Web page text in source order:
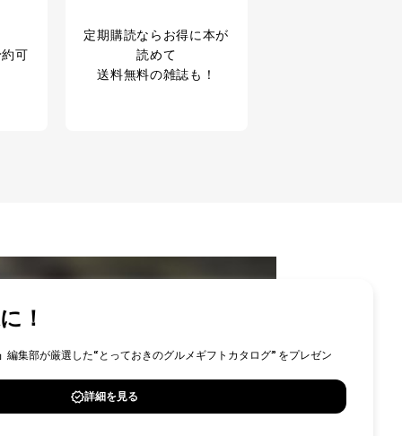
可
定期購読なら お得に本が
読めて
送料無料の雑誌も！